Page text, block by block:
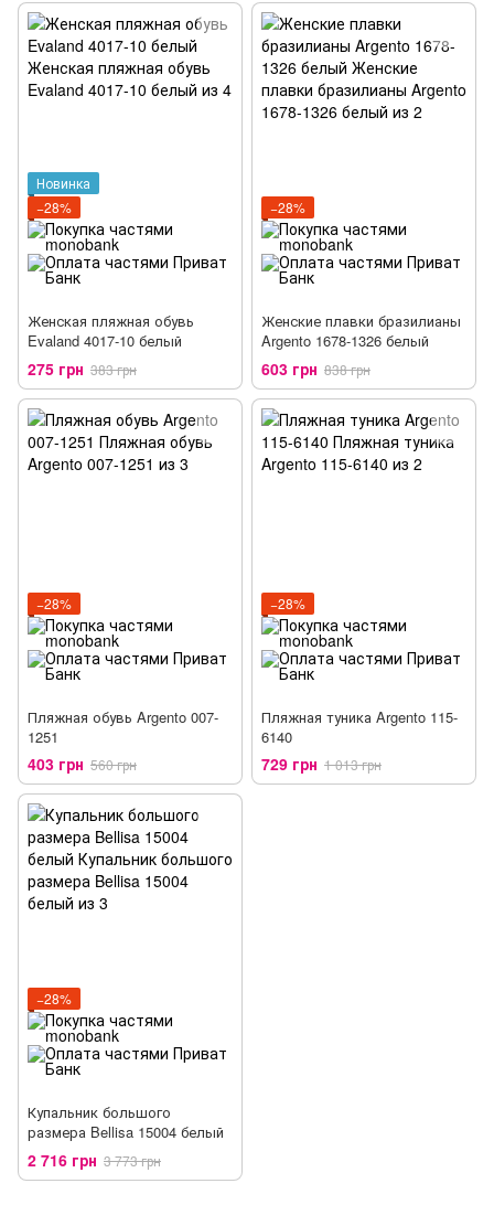
Новинка
−28%
Женская пляжная обувь
Evaland 4017-10 белый
275 грн 383 грн
−28%
Женские плавки бразилианы
Argento 1678-1326 белый
603 грн 838 грн
−28%
Пляжная обувь Argento 007-
1251
403 грн 560 грн
−28%
Пляжная туника Argento 115-
6140
729 грн 1 013 грн
−28%
Купальник большого
размера Bellisa 15004 белый
2 716 грн 3 773 грн